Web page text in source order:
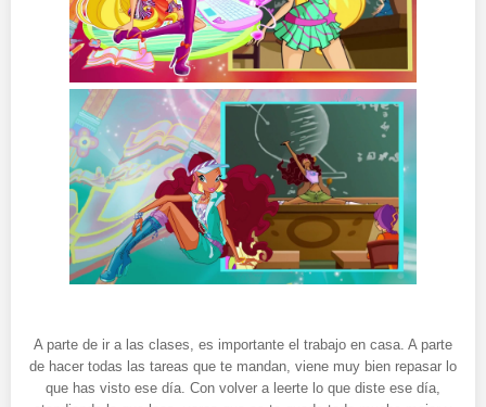
A parte de ir a las clases, es importante el trabajo en casa. A parte
de hacer todas las tareas que te mandan, viene muy bien repasar lo
que has visto ese día. Con volver a leerte lo que diste ese día,